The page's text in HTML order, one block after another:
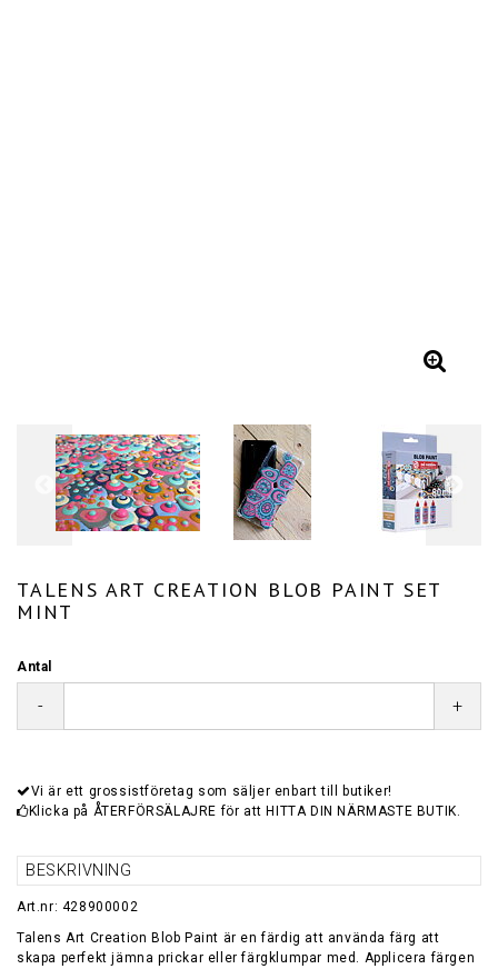
TALENS ART CREATION BLOB PAINT SET
MINT
Antal
- +
Vi är ett grossistföretag som säljer enbart till butiker!
Klicka på ÅTERFÖRSÄLAJRE för att HITTA DIN NÄRMASTE BUTIK.
BESKRIVNING
Art.nr: 428900002
Talens Art Creation Blob Paint är en färdig att använda färg att
skapa perfekt jämna prickar eller färgklumpar med. Applicera färgen